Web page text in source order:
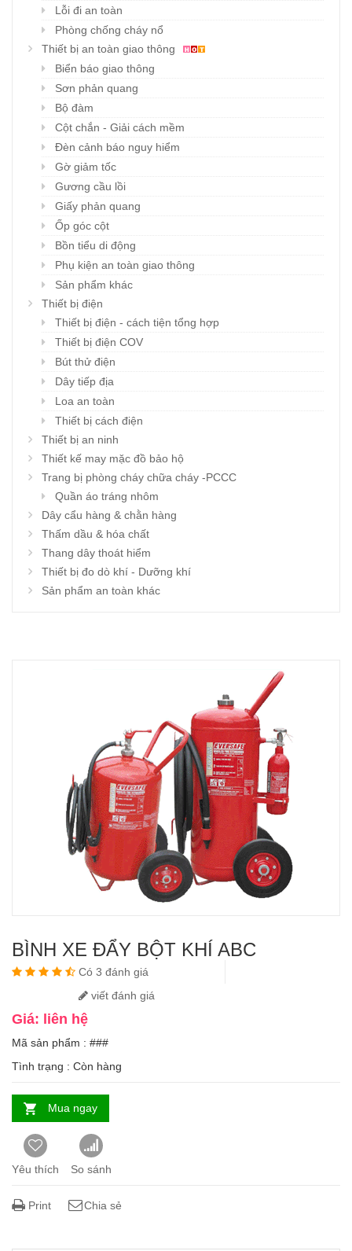
Lỗi đi an toàn
Phòng chống cháy nổ
Thiết bị an toàn giao thông
Biển báo giao thông
Sơn phản quang
Bộ đàm
Cột chắn - Giải cách mềm
Đèn cảnh báo nguy hiểm
Gờ giảm tốc
Gương cầu lồi
Giấy phản quang
Ốp góc cột
Bồn tiểu di động
Phụ kiện an toàn giao thông
Sản phẩm khác
Thiết bị điện
Thiết bị điện - cách tiện tổng hợp
Thiết bị điện COV
Bút thử điện
Dây tiếp địa
Loa an toàn
Thiết bị cách điện
Thiết bị an ninh
Thiết kế may mặc đồ bảo hộ
Trang bị phòng cháy chữa cháy -PCCC
Quần áo tráng nhôm
Dây cẩu hàng & chằn hàng
Thấm dầu & hóa chất
Thang dây thoát hiểm
Thiết bị đo dò khí - Dưỡng khí
Sản phẩm an toàn khác
BÌNH XE ĐẨY BỘT KHÍ ABC
Có 3 đánh giá
viết đánh giá
Giá: liên hệ
Mã sản phẩm : ###
Tình trạng : Còn hàng
Mua ngay
Yêu thích So sánh
Print Chia sẻ